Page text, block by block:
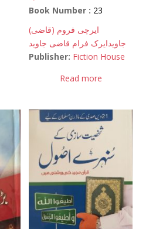
Book Number : 23
(ایرچی فروم (قاضی
جاویدایرک فرام قاضی جاوید
Publisher: Fiction House
Read more